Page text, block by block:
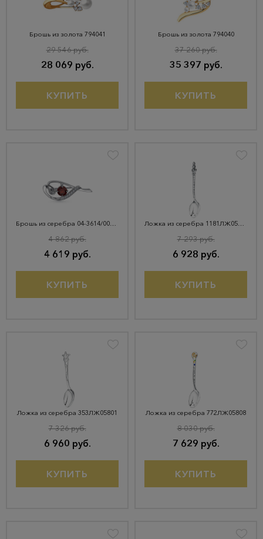
Брошь из золота 794041
28 069 руб.
29 546 руб.
КУПИТЬ
Брошь из золота 794040
35 397 руб.
37 260 руб.
КУПИТЬ
Брошь из серебра 04-3614/00ГР-00
4 619 руб.
4 862 руб.
КУПИТЬ
Ложка из серебра 1181ЛЖ05806
6 928 руб.
7 293 руб.
КУПИТЬ
Ложка из серебра 353ЛЖ05801
6 960 руб.
7 326 руб.
КУПИТЬ
Ложка из серебра 772ЛЖ05808
7 629 руб.
8 030 руб.
КУПИТЬ